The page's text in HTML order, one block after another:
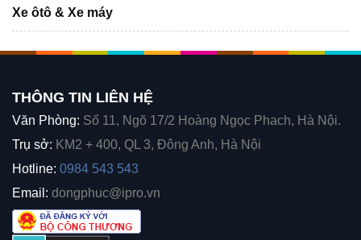
Xe ôtô & Xe máy
THÔNG TIN LIÊN HỆ
Văn Phòng: Số 11, Ngõ 17/2 Hoàng Ngọc Phach, Hà Nội.
Trụ sở: KM2 + 400, QL 3, Đông Anh, Hà Nội
Hotline: 0984 543 543
Email: dongphuc@ipro.vn